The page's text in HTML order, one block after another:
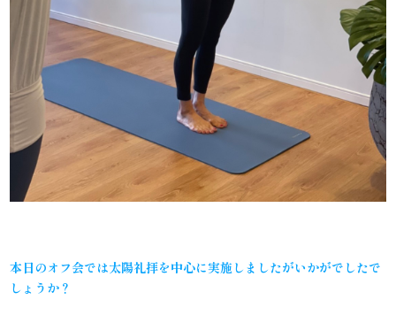
本日のオフ会では太陽礼拝を中心に実施しましたがいかがでしたで
しょうか？